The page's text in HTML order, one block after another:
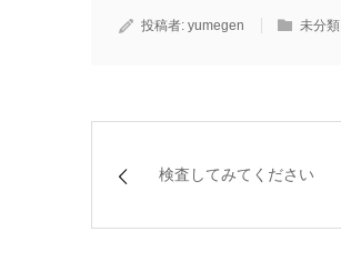
投稿者: yumegen 未分類
検査してみてください